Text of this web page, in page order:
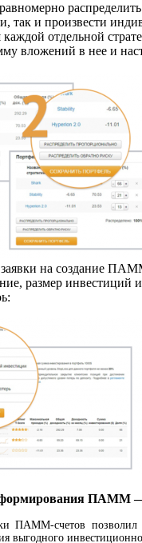
так и произвести
отдельной
вложений в нее и
на создание
размер инвестиций
ПАММ
ПАММ-счетов позволил
выгодного